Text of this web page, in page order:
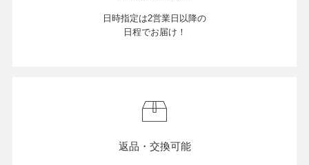
日時指定は2営業日以降の
日程でお届け！
返品・交換可能